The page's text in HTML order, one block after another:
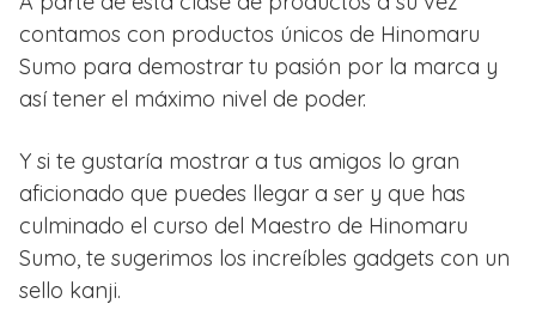
contamos con productos únicos de Hinomaru
Sumo para demostrar tu pasión por la marca y
así tener el máximo nivel de poder.
Y si te gustaría mostrar a tus amigos lo gran
aficionado que puedes llegar a ser y que has
culminado el curso del Maestro de Hinomaru
Sumo, te sugerimos los increíbles gadgets con un
sello kanji.